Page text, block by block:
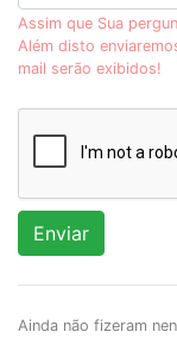
Assim que Sua
Além disto
mail serão exibidos!
Enviar
Ainda não fizeram